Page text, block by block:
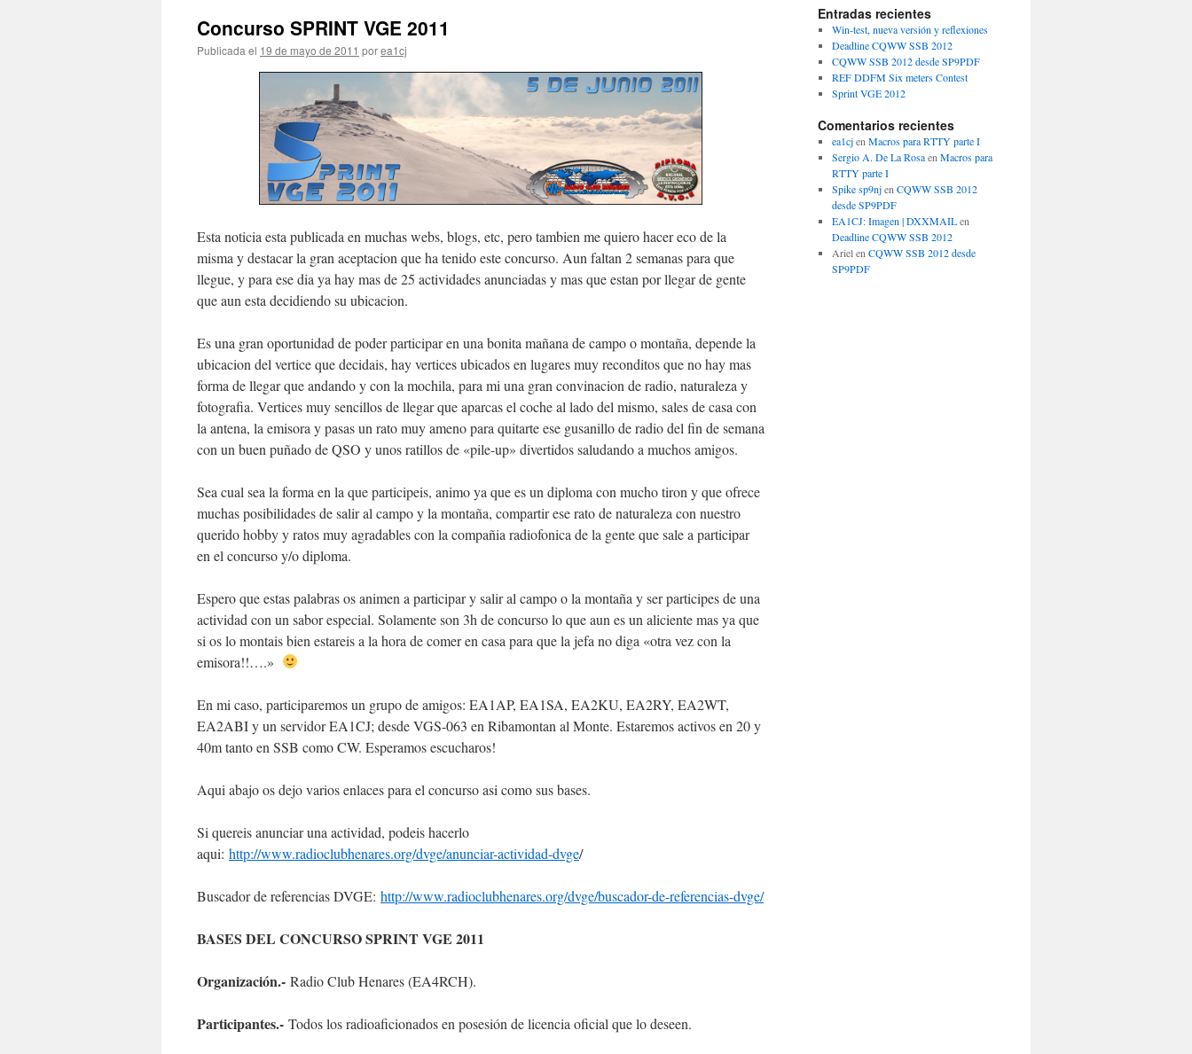
Concurso SPRINT VGE 2011
Publicada el 19 de mayo de 2011 porea1cj
Esta noticia esta publicada en muchas webs, blogs, etc, pero tambien me quiero hacer eco de la
misma y destacar la gran aceptacion que ha tenido este concurso. Aun faltan 2 semanas para que
llegue, y para ese dia ya hay mas de 25 actividades anunciadas y mas que estan por llegar de gente
que aun esta decidiendo su ubicacion.
Es una gran oportunidad de poder participar en una bonita mañana de campo o montaña, depende la
ubicacion del vertice que decidais, hay vertices ubicados en lugares muy reconditos que no hay mas
forma de llegar que andando y con la mochila, para mi una gran convinacion de radio, naturaleza y
fotografia. Vertices muy sencillos de llegar que aparcas el coche al lado del mismo, sales de casa con
la antena, la emisora y pasas un rato muy ameno para quitarte ese gusanillo de radio del fin de semana
con un buen puñado de QSO y unos ratillos de «pile-up» divertidos saludando a muchos amigos.
Sea cual sea la forma en la que participeis, animo ya que es un diploma con mucho tiron y que ofrece
muchas posibilidades de salir al campo y la montaña, compartir ese rato de naturaleza con nuestro
querido hobby y ratos muy agradables con la compañia radiofonica de la gente que sale a participar
en el concurso y/o diploma.
Espero que estas palabras os animen a participar y salir al campo o la montaña y ser participes de una
actividad con un sabor especial. Solamente son 3h de concurso lo que aun es un aliciente mas ya que
si os lo montais bien estareis a la hora de comer en casa para que la jefa no diga «otra vez con la
emisora!!….»
En mi caso, participaremos un grupo de amigos: EA1AP, EA1SA, EA2KU, EA2RY, EA2WT,
EA2ABI y un servidor EA1CJ; desde VGS-063 en Ribamontan al Monte. Estaremos activos en 20 y
40m tanto en SSB como CW. Esperamos escucharos!
Aqui abajo os dejo varios enlaces para el concurso asi como sus bases.
Si quereis anunciar una actividad, podeis hacerlo
aqui: http://www.radioclubhenares.org/dvge/anunciar-actividad-dvge/
Buscador de referencias DVGE: http://www.radioclubhenares.org/dvge/buscador-de-referencias-dvge/
BASES DEL CONCURSO SPRINT VGE 2011
Organización.- Radio Club Henares (EA4RCH).
Participantes.- Todos los radioaficionados en posesión de licencia oficial que lo deseen.
Entradas recientes
Win-test, nueva versión y reflexiones
Deadline CQWW SSB 2012
CQWW SSB 2012 desde SP9PDF
REF DDFM Six meters Contest
Sprint VGE 2012
Comentarios recientes
ea1cjen Macros para RTTY parte I
Sergio A. De La Rosaen Macros para
RTTY parte I
Spike sp9njen CQWW SSB 2012
desde SP9PDF
EA1CJ: Imagen | DXXMAILen
Deadline CQWW SSB 2012
Arielen CQWW SSB 2012 desde
SP9PDF